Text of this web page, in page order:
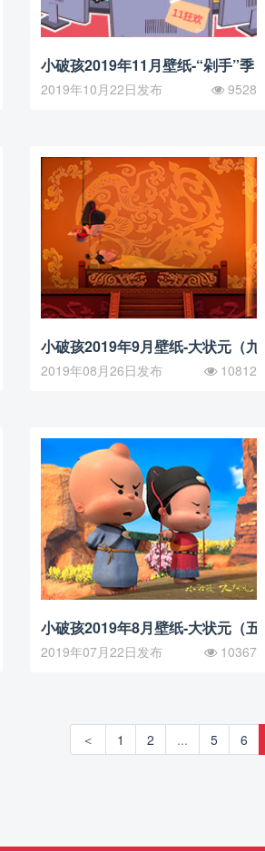
小破孩2019年11月壁纸-“剁手”季
2019年10月22日发布 9528
小破孩2019年9月壁纸-大状元（九）
2019年08月26日发布 10812
小破孩2019年8月壁纸-大状元（五）
2019年07月22日发布 10367
＜ 1 2 ... 5 6